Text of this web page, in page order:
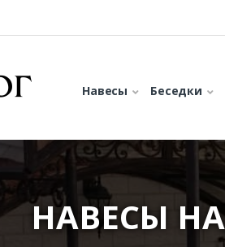
Навесы Беседки
НАВЕСЫ